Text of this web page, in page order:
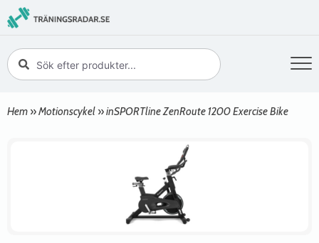
Hem »Motionscykel »inSPORTline ZenRoute 1200 Exercise Bike